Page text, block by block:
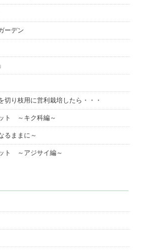
ーデン
切り枝用に営利栽培したら・・・
ト ～キク科編～
ままに～
ト ～アジサイ編～